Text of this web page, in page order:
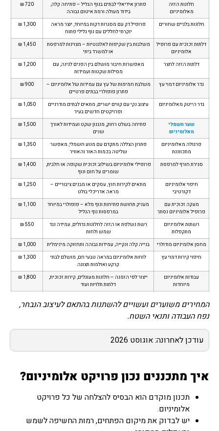
חלונות הזזה
מאלומיניום
פתרון אידיאלי לבתים בנוף הגליל – פתיחה קלה,
בידוד מעולה ורמת איטום גבוהה
720 ₪
חלונות בלגיים שחורים
פרופיל דק עם מסגרות דקות במיוחד, יוצר מראה
יוקרתי לחללים עם נוף גלילי פתוח
1,300 ₪
דלתות זכוכית עם פרופיל
אלומיניום
משלבות בין שקיפות לאלגנטיות – מצוינות למרפסת
או למשרד ביתי
1,450 ₪
דלתות הזזה לחצר
מאפשרות חיבור מושלם בין הפנים לגינה, עם
מסילות שקטות ועמידות
1,200 ₪
גדר אלומיניום דמוי עץ
משלבת חמימות של עץ עם עמידות של אלומיניום –
פתרון פופולרי בבתים פרטיים
900 ₪
גדר הייטק מאלומיניום
עיצוב נקי עם קווים ישרים, מתאים לבתים מודרניים
ופרויקטים חדשים בעיר
1,050 ₪
שער חשמלי
מאלומיניום
פתיחה בשלט רחוק, מנגנון שקט ועמידות לאורך
שנים
1,500 ₪
פרגולה מאלומיניום
מתכווננת
פתרון הצללה מתקדם עם מנוע חשמלי, מאפשר
שליטה בכמות האור והאוויר
1,350 ₪
סגירת חורף למרפסת
פרופילי אלומיניום בשילוב זכוכית שקופה או חלבית,
שומרים על חום ונוף
1,400 ₪
חיפוי אלומיניום
דקורטיבי
מתאים לקירות חוץ, עסקים או מבנים ציבוריים –
מראה אדריכלי בולט
1,250 ₪
מעקה זכוכית עם
פרופיל אלומיניום נסתר
מעניק תחושת פתיחות ונוף מלא – פופולרי במיוחד
במרפסות נוף הגליל
1,100 ₪
רשתות אלומיניום
מתקפלות
רשת נשלפת או הזזה לחלונות גדולים, עמידה נגד
שמש ולחות
550 ₪
מחסן אלומיניום מודולרי בנייה קלה ונקייה, עמידות גבוהה ותחזוקה מינימלית
1,000 ₪
חיפוי קירות דמוי עץ
לוחות אלומיניום במראה טבעי חם, מושלם לבתי
קרקע ואולמות תצוגה
1,300 ₪
עבודות אלומיניום
מיוחדות
ייצור לפי הזמנה – חלונות מעוגלים, קירות זכוכית,
דלתות תלויות ועוד
1,800 ₪
המחירים משוערים ועשויים להשתנות בהתאם לעיצוב הנבחר,
נפח העבודה ותנאי השטח.
עודכן לאחרונה: אוגוסט 2026
איך מתכננים נכון פרויקט אלומיניום?
תכנון מוקדם הוא הבסיס להצלחה של כל פרויקט
אלומיניום.
יש לבדוק את מיקום הפתחים, רמות החשיפה לשמש